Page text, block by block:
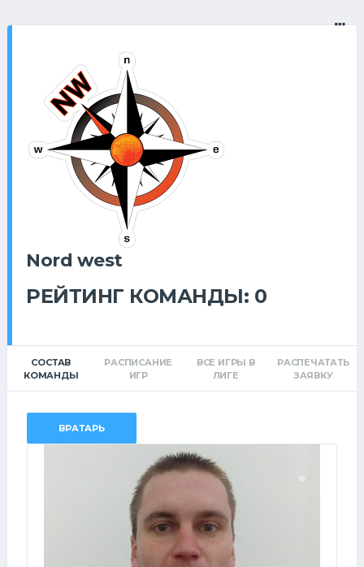
Nord west
РЕЙТИНГ КОМАНДЫ: 0
СОСТАВ
КОМАНДЫ
РАСПИСАНИЕ
ИГР
ВСЕ ИГРЫ В
ЛИГЕ
РАСПЕЧАТАТЬ
ЗАЯВКУ
ВРАТАРЬ